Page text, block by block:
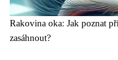
Rakovina oka: Jak poznat
zasáhnout?